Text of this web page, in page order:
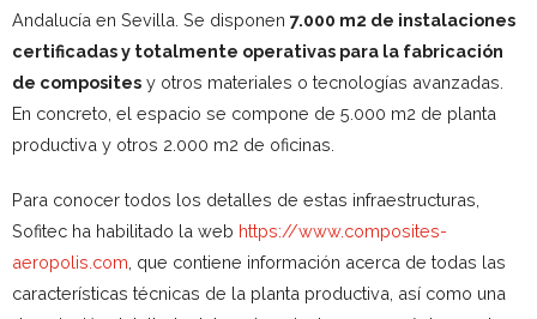
Andalucía en Sevilla. Se disponen 7.000 m2 de instalaciones
certificadas y totalmente operativas para la fabricación
de composites y otros materiales o tecnologías avanzadas.
En concreto, el espacio se compone de 5.000 m2 de planta
productiva y otros 2.000 m2 de oficinas.
Para conocer todos los detalles de estas infraestructuras,
Sofitec ha habilitado la web https://www.composites-
aeropolis.com , que contiene información acerca de todas las
características técnicas de la planta productiva, así como una